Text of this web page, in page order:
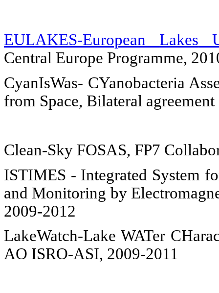
EULAKES-European Lakes
Central Europe Programme,
CyanIsWas- CYanobacteria
from Space, Bilateral
Clean-Sky FOSAS, FP7
ISTIMES - Integrated System
and Monitoring by
2009-2012
LakeWatch-Lake WATer
AO ISRO-ASI, 2009-2011